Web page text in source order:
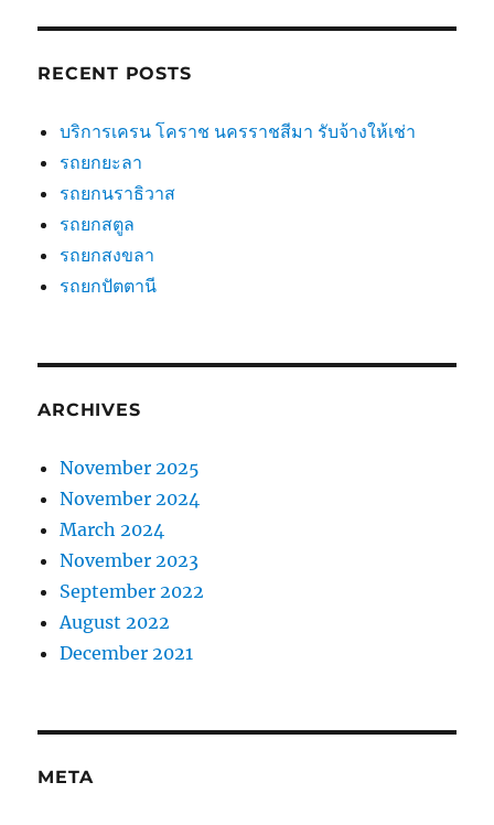
RECENT POSTS
บริการเครน โคราช นครราชสีมา รับจ้างให้เช่า
รถยกยะลา
รถยกนราธิวาส
รถยกสตูล
รถยกสงขลา
รถยกปัตตานี
ARCHIVES
November 2025
November 2024
March 2024
November 2023
September 2022
August 2022
December 2021
META